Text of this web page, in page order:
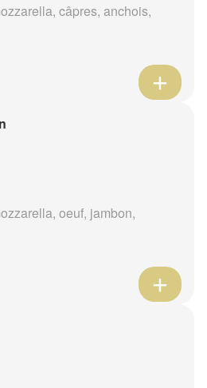
câpres, anchois,
oeuf, jambon,